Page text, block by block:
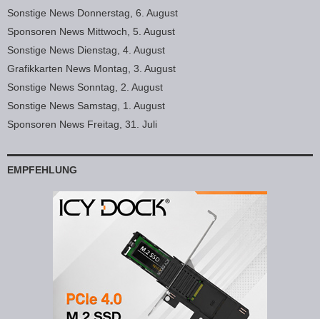
Sonstige News Donnerstag, 6. August
Sponsoren News Mittwoch, 5. August
Sonstige News Dienstag, 4. August
Grafikkarten News Montag, 3. August
Sonstige News Sonntag, 2. August
Sonstige News Samstag, 1. August
Sponsoren News Freitag, 31. Juli
EMPFEHLUNG